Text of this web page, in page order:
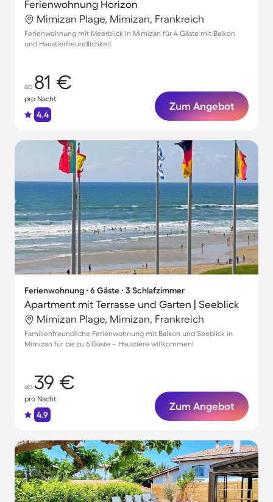
Ferienwohnung Horizon
Mimizan Plage, Mimizan, Frankreich
Ferienwohnung mit Meerblick in Mimizan für 4 Gäste mit Balkon
und Haustierfreundlichkeit
ab 81 €
pro Nacht
4.4
Zum Angebot
Ferienwohnung ∙ 6 Gäste ∙ 3 Schlafzimmer
Apartment mit Terrasse und Garten | Seeblick
Mimizan Plage, Mimizan, Frankreich
Familienfreundliche Ferienwohnung mit Balkon und Seeblick in
Mimizan für bis zu 6 Gäste – Haustiere willkommen!
ab 39 €
pro Nacht
4.9
Zum Angebot